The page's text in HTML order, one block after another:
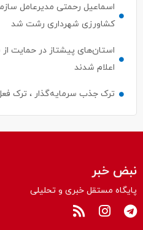
استان‌های پیشتاز در حمایت
ترک جذب سرمایه‌گذار ، ترک
پایگاه مستقل خبری و تحلیلی
سیاسی بین الملل